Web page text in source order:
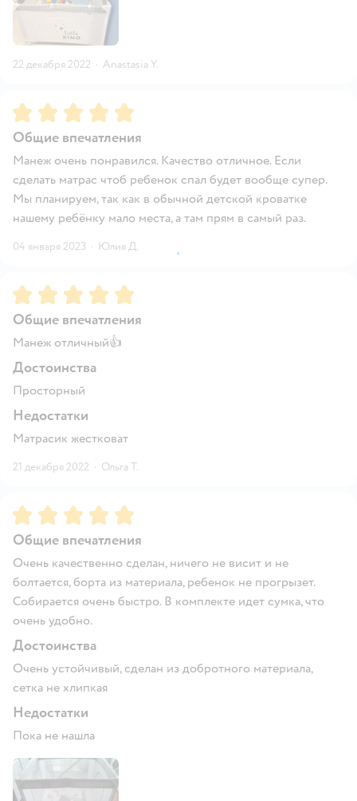
22 декабря 2022 · Anastasia Y.
Рейтинг:5
Общие впечатления
Манеж очень понравился. Качество отличное. Если
сделать матрас чтоб ребенок спал будет вообще супер.
Мы планируем, так как в обычной детской кроватке
нашему ребёнку мало места, а там прям в самый раз.
04 января 2023 · Юлия Д.
Рейтинг:5
Общие впечатления
Манеж отличный👍
Достоинства
Просторный
Недостатки
Матрасик жестковат
21 декабря 2022 · Ольга Т.
Рейтинг:5
Общие впечатления
Очень качественно сделан, ничего не висит и не
болтается, борта из материала, ребенок не прогрызет.
Собирается очень быстро. В комплекте идет сумка, что
очень удобно.
Достоинства
Очень устойчивый, сделан из добротного материала,
сетка не хлипкая
Недостатки
Пока не нашла